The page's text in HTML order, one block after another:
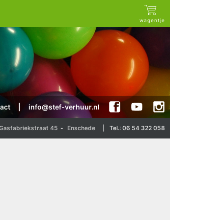
wagentje
info@stef-verhuur.nl
45 - Enschede Tel.: 06 54 322 058